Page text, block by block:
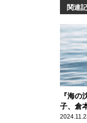
関連
『海の
子、倉
ーリー